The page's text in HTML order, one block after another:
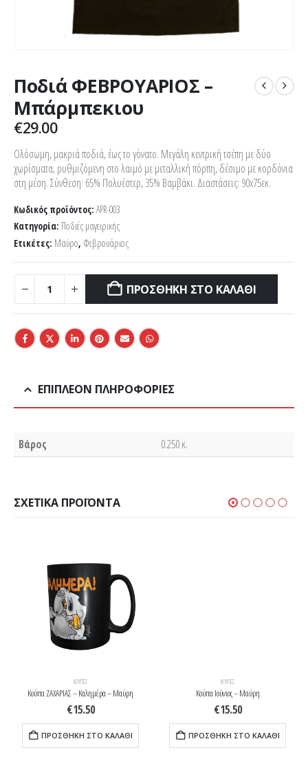
Ποδιά ΦΕΒΡΟΥΑΡΙΟΣ –
Μπάρμπεκιου
€29.00
Ολόσωμη, μακριά ποδιά, έως το γόνατο. Μεγάλη κεντρική τσέπη με δύο
χωρίσματα, ρυθμιζόμενη στο λαιμό με μεταλλική πόρπη, δέσιμο με κορδόνια
στη μέση. Σύνθεση: 65% Πολυέστερ, 35% Βαμβάκι. Διαστάσεις: 90x75εκ.
Κωδικός προϊόντος: APR-003
Κατηγορία: Ποδιές μαγειρικής
Ετικέτες: Μαύρο, Φεβρουάριος
ΠΡΟΣΘΉΚΗ ΣΤΟ ΚΑΛΆΘΙ
ΕΠΙΠΛΈΟΝ ΠΛΗΡΟΦΟΡΊΕΣ
Βάρος 0.250 κ.
ΣΧΕΤΙΚΆ ΠΡΟΪΌΝΤΑ
ΚΟΎΠΕΣ
Κούπα ΖΑΧΑΡΙΑΣ – Καλημέρα – Μαύρη
€15.50
ΠΡΟΣΘΉΚΗ ΣΤΟ ΚΑΛΆΘΙ
ΚΟΎΠΕΣ
Κούπα Ιούνιος – Μαύρη
€15.50
ΠΡΟΣΘΉΚΗ ΣΤΟ ΚΑΛΆΘΙ